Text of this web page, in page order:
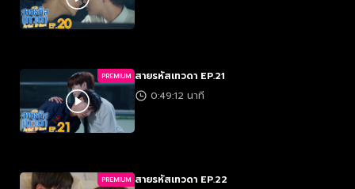
PREMIUM สายรหัสเทวดา EP.21
0:49:12 นาที
PREMIUM สายรหัสเทวดา EP.22